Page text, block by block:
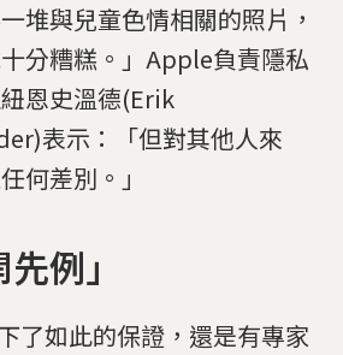
堆與兒童色情相關的照片，
分糟糕。」Apple負責隱私
恩史溫德(Erik
表示：「但對其他人來
何差別。」
例」
了如此的保證，還是有專家